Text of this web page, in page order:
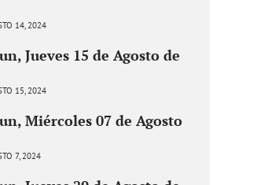
14, 2024
Jueves 15 de Agosto de
15, 2024
Miércoles 07 de Agosto
7, 2024